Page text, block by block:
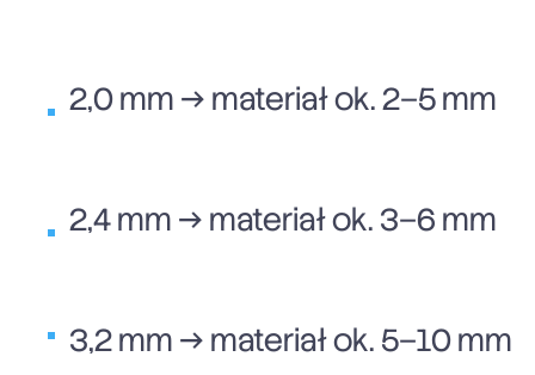
2,0 mm → materiał ok. 2–5 mm
2,4 mm → materiał ok. 3–6 mm
3,2 mm → materiał ok. 5–10 mm